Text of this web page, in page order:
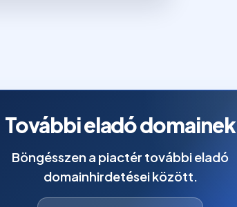
További eladó domainek
Böngésszen a piactér további eladó
domainhirdetései között.